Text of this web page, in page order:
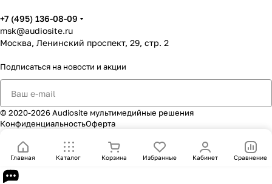
+7 (495) 136-08-09
msk@audiosite.ru
Москва, Ленинский проспект, 29, стр. 2
Подписаться на новости и акции
© 2020-2026 Audiosite мультимедийные решения
КонфиденциальностьОферта
Главная Каталог Корзина Избранные Кабинет Сравнение